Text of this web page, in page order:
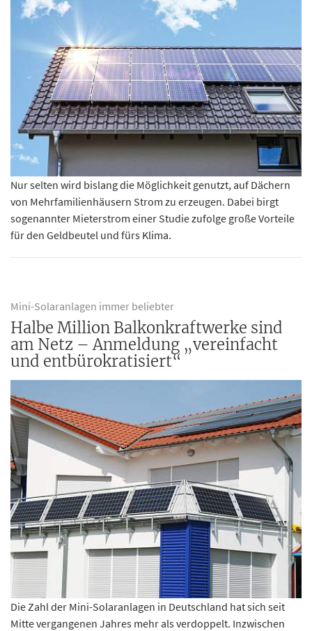
Nur selten wird bislang die Möglichkeit genutzt, auf Dächern
von Mehrfamilienhäusern Strom zu erzeugen. Dabei birgt
sogenannter Mieterstrom einer Studie zufolge große Vorteile
für den Geldbeutel und fürs Klima.
Mini-Solaranlagen immer beliebter
Halbe Million Balkonkraftwerke sind
am Netz – Anmeldung „vereinfacht
und entbürokratisiert“
Die Zahl der Mini-Solaranlagen in Deutschland hat sich seit
Mitte vergangenen Jahres mehr als verdoppelt. Inzwischen